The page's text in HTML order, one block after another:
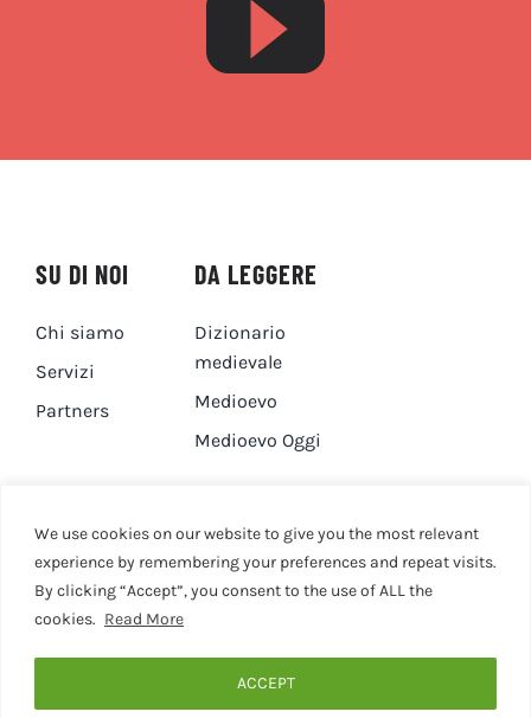
We use cookies on our website to give you the most relevant
experience by remembering your preferences and repeat visits.
By clicking “Accept”, you consent to the use of ALL the
cookies. Read More
ACCEPT
SU DI NOI
Chi siamo
Servizi
Partners
DA LEGGERE
Dizionario
medievale
Medioevo
Medioevo Oggi
DA GUARDARE
Canale YouTube
CONTATTI
Contatti